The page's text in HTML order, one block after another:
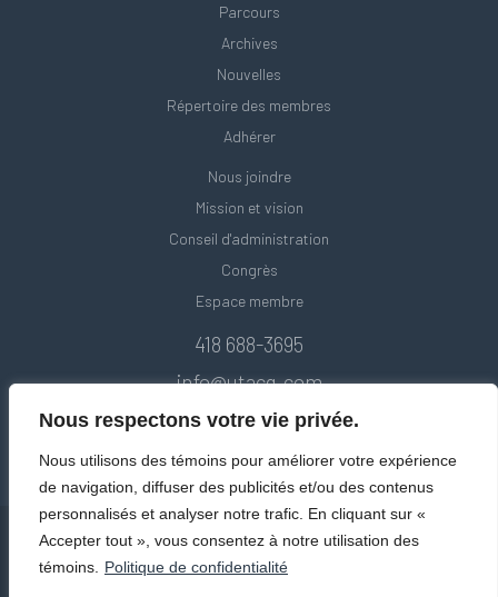
Nous respectons votre vie privée.
Nous utilisons des témoins pour améliorer votre expérience
de navigation, diffuser des publicités et/ou des contenus
personnalisés et analyser notre trafic. En cliquant sur «
Accepter tout », vous consentez à notre utilisation des
témoins.
Politique de confidentialité
Parcours
Archives
Nouvelles
Répertoire des membres
Adhérer
Nous joindre
Mission et vision
Conseil d'administration
Congrès
Espace membre
418 688-3695
info@utacq.com